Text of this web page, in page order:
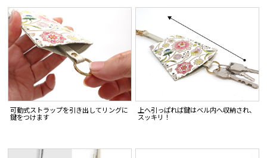
可動式ストラップを引き出してリングに
鍵をつけます
上へ引っぱれば鍵はベル内へ収納され、
スッキリ！